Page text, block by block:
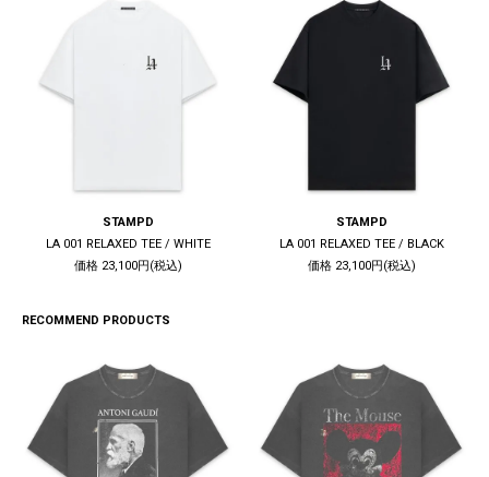
STAMPD
LA 001 RELAXED TEE / WHITE
価格 23,100円(税込)
STAMPD
LA 001 RELAXED TEE / BLACK
価格 23,100円(税込)
RECOMMEND PRODUCTS